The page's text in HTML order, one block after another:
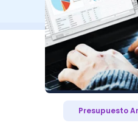
Presupuesto